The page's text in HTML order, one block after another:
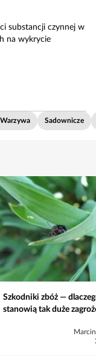
substancji czynnej w
na wykrycie
Warzywa Sadownicze
Szkodniki zbóż —
stanowią tak duże